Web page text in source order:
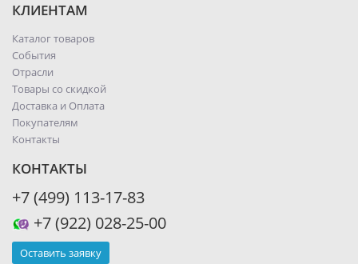
КЛИЕНТАМ
Каталог товаров
События
Отрасли
Товары со скидкой
Доставка и Оплата
Покупателям
Контакты
КОНТАКТЫ
+7 (499) 113-17-83
+7 (922) 028-25-00
Оставить заявку